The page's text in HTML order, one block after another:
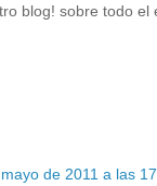
blog! sobre todo el
de 2011 a las